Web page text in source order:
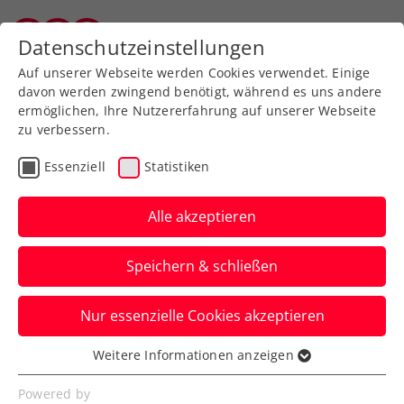
Zurück zur Newsübersicht
ATP
Erste Bank Open: Misolic
zieht erstmals ins
Achtelfinale ein
Österreichs Topspieler begeistert beim
ATP-Turnier in der Wiener Stadthalle bei
seinem Auftaktsieg.
Verfasst von: Presseaussendung / Redaktion, 21.10.2025
Datenschutzeinstellungen
Auf unserer Webseite werden Cookies verwendet. Einige
davon werden zwingend benötigt, während es uns andere
ermöglichen, Ihre Nutzererfahrung auf unserer Webseite
zu verbessern.
Essenziell Statistiken
Alle akzeptieren
Speichern & schließen
Nur essenzielle Cookies akzeptieren
Essenziell
Essenzielle Cookies werden für grundlegende
Weitere Informationen anzeigen
Powered by